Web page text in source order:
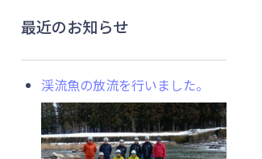
最近のお知らせ
渓流魚の放流を行いました。